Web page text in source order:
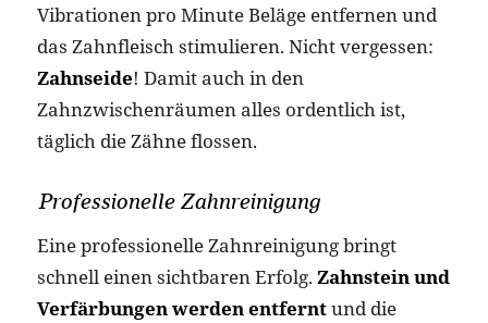
Vibrationen pro Minute Beläge entfernen und
das Zahnfleisch stimulieren. Nicht vergessen:
Zahnseide! Damit auch in den
Zahnzwischenräumen alles ordentlich ist,
täglich die Zähne flossen.
Professionelle Zahnreinigung
Eine professionelle Zahnreinigung bringt
schnell einen sichtbaren Erfolg. Zahnstein und
Verfärbungen werden entferntund die